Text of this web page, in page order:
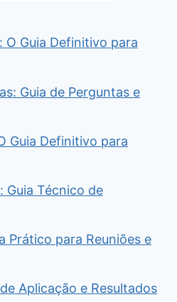
O Guia Definitivo para
Guia de Perguntas e
Guia Definitivo para
Guia Técnico de
Prático para Reuniões e
Aplicação e Resultados